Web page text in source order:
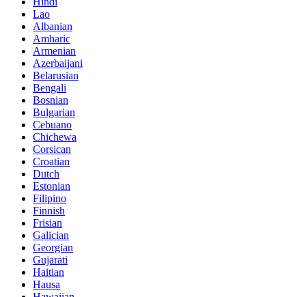
Lao
Albanian
Amharic
Armenian
Azerbaijani
Belarusian
Bengali
Bosnian
Bulgarian
Cebuano
Chichewa
Corsican
Croatian
Dutch
Estonian
Filipino
Finnish
Frisian
Galician
Georgian
Gujarati
Haitian
Hausa